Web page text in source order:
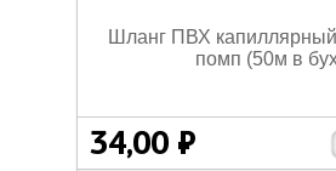
Шланг ПВХ
помп (50м в
34,00 ₽